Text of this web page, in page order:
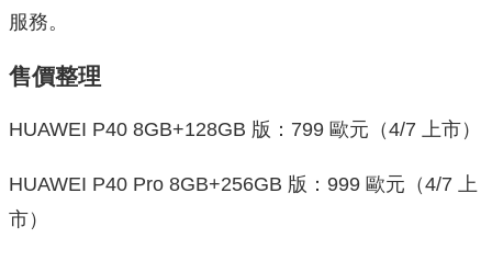
服務。
售價整理
HUAWEI P40 8GB+128GB 版：799 歐元（4/7 上市）
HUAWEI P40 Pro 8GB+256GB 版：999 歐元（4/7 上
市）